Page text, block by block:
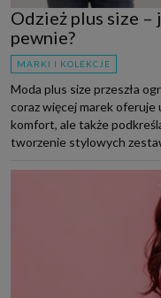
Odzież plus size
pewnie?
MARKI I KOLEKCJE
Moda plus size przeszła
coraz więcej marek
komfort, ale także
tworzenie stylowych